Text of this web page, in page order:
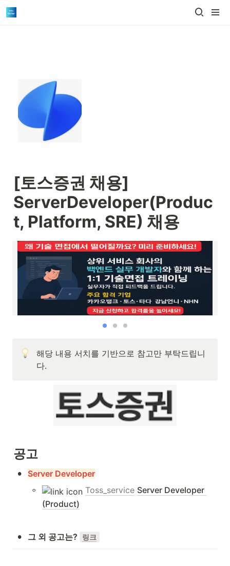
[토스증권 채용]
ServerDeveloper(Produc
t, Platform, SRE) 채용
해당 내용 서치를 기반으로 참고만 부탁드립니
다.
공고
• Server Developer
◦ Toss_service Server Developer
(Product)
• 그 외 공고는? 링크